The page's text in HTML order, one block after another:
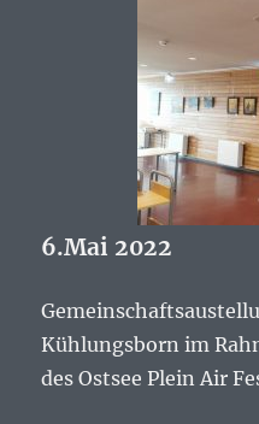
6.Mai 2022
Kühlungsborn im
des Ostsee Plein Air